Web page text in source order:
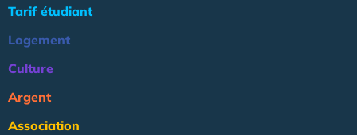
Tarif étudiant
Logement
Culture
Argent
Association